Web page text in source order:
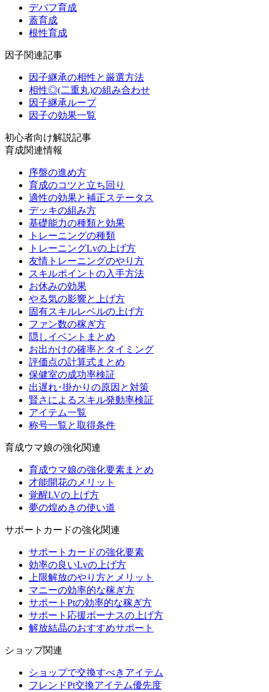
デバフ育成
蓋育成
根性育成
因子関連記事
因子継承の相性と厳選方法
相性◎(二重丸)の組み合わせ
因子継承ループ
因子の効果一覧
初心者向け解説記事
育成関連情報
序盤の進め方
育成のコツと立ち回り
適性の効果と補正ステータス
デッキの組み方
基礎能力の種類と効果
トレーニングの種類
トレーニングLvの上げ方
友情トレーニングのやり方
スキルポイントの入手方法
お休みの効果
やる気の影響と上げ方
固有スキルレベルの上げ方
ファン数の稼ぎ方
隠しイベントまとめ
お出かけの確率とタイミング
評価点の計算式まとめ
保健室の成功率検証
出遅れ･掛かりの原因と対策
賢さによるスキル発動率検証
アイテム一覧
称号一覧と取得条件
育成ウマ娘の強化関連
育成ウマ娘の強化要素まとめ
才能開花のメリット
覚醒LVの上げ方
夢の煌めきの使い道
サポートカードの強化関連
サポートカードの強化要素
効率の良いLvの上げ方
上限解放のやり方とメリット
マニーの効率的な稼ぎ方
サポートPtの効率的な稼ぎ方
サポート応援ボーナスの上げ方
解放結晶のおすすめサポート
ショップ関連
ショップで交換すべきアイテム
フレンドPt交換アイテム優先度